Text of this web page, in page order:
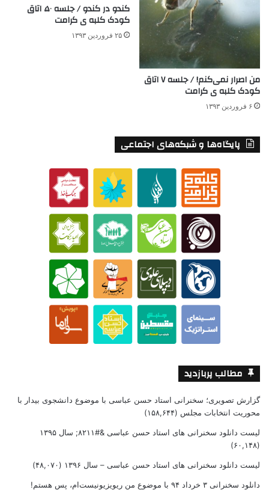
من اصرار نمی‌کنم! / جلسه ۷ اتاق
کودک کلبه ی کرامت
۶ فروردین ۱۳۹۳
کندو در کندو / جلسه ۵۰ اتاق
کودک کلبه ی کرامت
۲۵ فروردین ۱۳۹۳
پایگاه‌ها و شبکه‌های اجتماعی
مطالب پربازدید
گزارش تصویری؛ سخنرانی استاد حسن عباسی با موضوع دانشجوی بیدار با
محوریت انتخابات مجلس (۱۵۸,۶۴۴)
لیست دانلود سخنرانی های استاد حسن عباسی &#۸۲۱۱; سال ۱۳۹۵
(۶۰,۱۴۸)
لیست دانلود سخنرانی های استاد حسن عباسی – سال ۱۳۹۶ (۴۸,۰۷۰)
دانلود سخنرانی ۳ خرداد ۹۴ با موضوع من ریویزیونیست‌ام، پس هستم!